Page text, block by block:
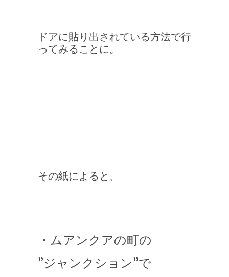
ドアに貼り出されている方法で行
ってみることに。
その紙によると、
・ムアンクアの町の
”ジャンクション”で